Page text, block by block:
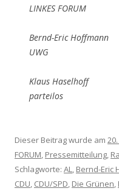
LINKES FORUM
Bernd-Eric Hoffmann
UWG
Klaus Haselhoff
parteilos
Dieser Beitrag wurde am
FORUM, Pressemitteilung,
Schlagworte: AL, Bernd-Eric
CDU, CDU/SPD, Die Grünen,